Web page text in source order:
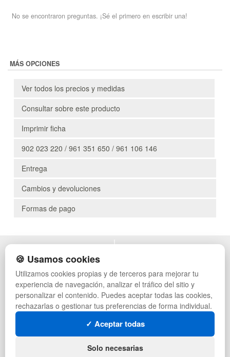
No se encontraron preguntas. ¡Sé el primero en escribir una!
MÁS OPCIONES
Ver todos los precios y medidas
Consultar sobre este producto
Imprimir ficha
902 023 220 / 961 351 650 / 961 106 146
Entrega
Cambios y devoluciones
Formas de pago
POLÍTICA DE PRIVACIDAD
CONDICIONES DE USO
CAMBIOS Y DEVOLUCIONES
CONTACTO
QUIENES SOMOS
MAPA WEB
PREGUNTAS FRECUENTES
SÍGUENOS:
MUEBLES VINTAGE
TIENDA DE DEPORTES
MUEBLES HOSTELERÍA
SUMINISTROS HOSTELERÍA
LOTES DE NAVIDAD
GESTIÓN DE RESIDUOS
🍪 Usamos cookies
Utilizamos cookies propias y de terceros para mejorar tu
experiencia de navegación, analizar el tráfico del sitio y
personalizar el contenido. Puedes aceptar todas las cookies,
rechazarlas o gestionar tus preferencias de forma individual.
✓ Aceptar todas
Solo necesarias